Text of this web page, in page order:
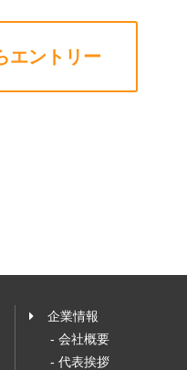
エントリー
企業情報
- 会社概要
- 代表挨拶